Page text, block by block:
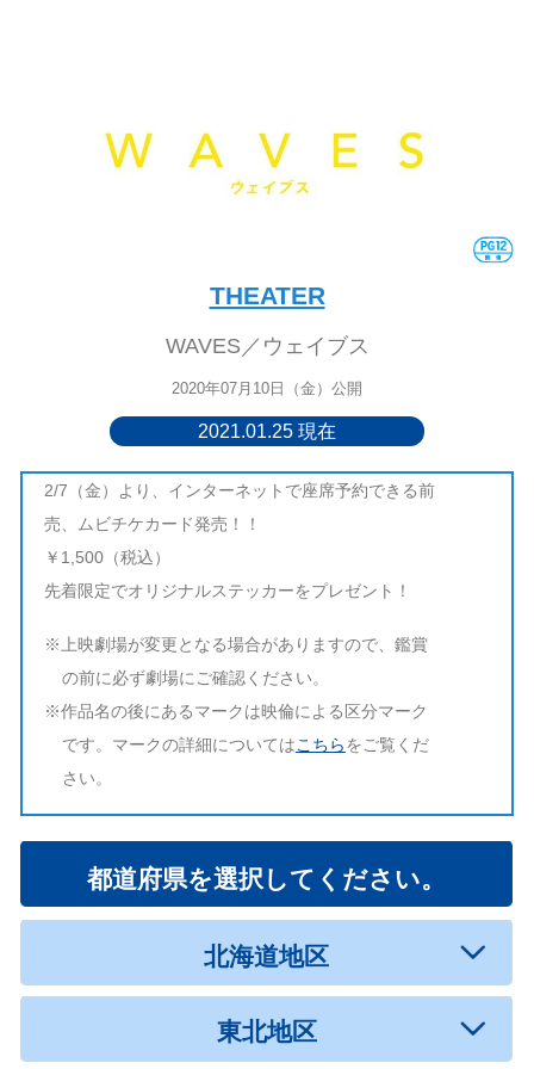
THEATER
WAVES／ウェイブス
2020年07月10日（金）公開
2021.01.25 現在
2/7（金）より、インターネットで座席予約できる前
売、ムビチケカード発売！！
￥1,500（税込）
先着限定でオリジナルステッカーをプレゼント！
※上映劇場が変更となる場合がありますので、鑑賞
の前に必ず劇場にご確認ください。
※作品名の後にあるマークは映倫による区分マーク
です。マークの詳細についてはこちらをご覧くだ
さい。
都道府県を選択してください。
北海道地区
東北地区